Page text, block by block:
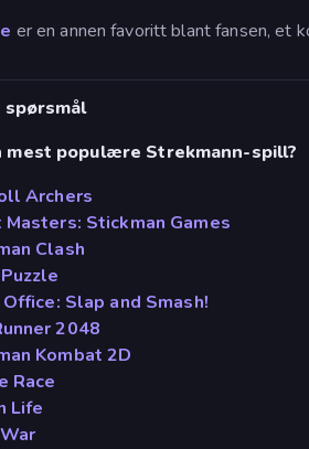
er en annen favoritt blant fansen, et
mest populære Strekmann-spill?
Archers
Masters: Stickman Games
Clash
Office: Slap and Smash!
2048
Kombat 2D
Race
Life